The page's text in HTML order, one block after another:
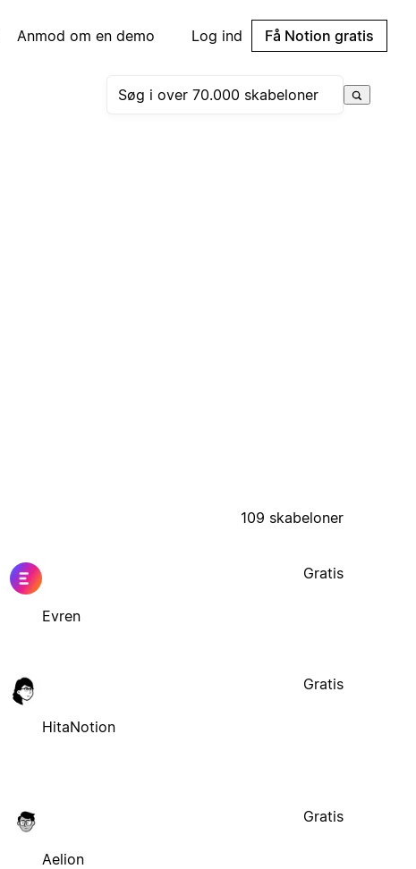
Anmod om en demo Log ind Få Notion gratis
109 skabeloner
Evren
Gratis
HitaNotion
Gratis
Aelion
Gratis